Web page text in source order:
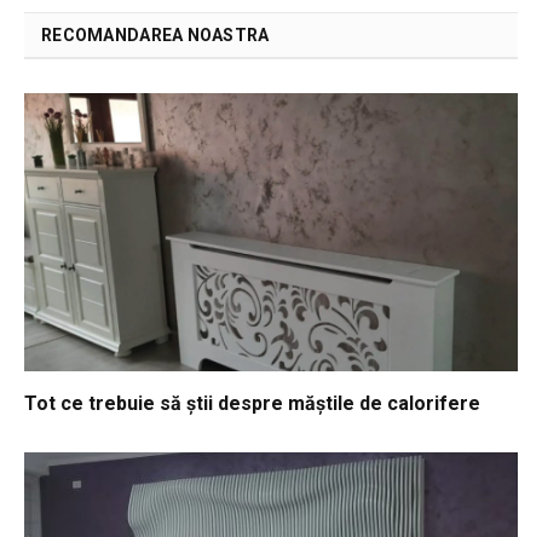
RECOMANDAREA NOASTRA
Tot ce trebuie să știi despre măștile de calorifere